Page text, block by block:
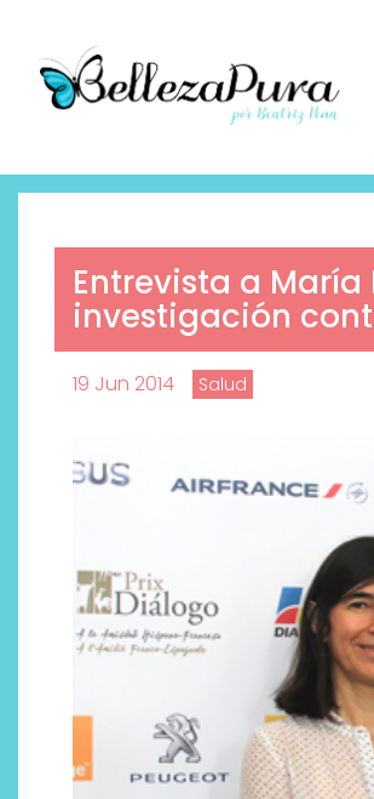
Entrevista a
investigación
19 Jun 2014 Salud